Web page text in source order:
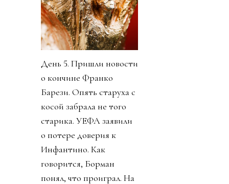
День 5. Пришли новости
о кончине Франко
Барези. Опять старуха с
косой забрала не того
старика. УЕФА заявили
о потере доверия к
Инфантино. Как
говорится, Борман
понял, что проиграл. На